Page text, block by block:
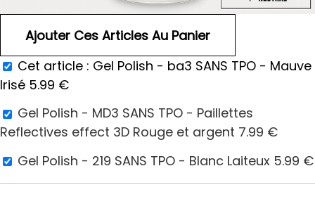
Cet article : Gel Polish - ba3 SANS TPO - Mauve
Irisé 5.99 €
Gel Polish - MD3 SANS TPO - Paillettes
Reflectives effect 3D Rouge et argent 7.99 €
Gel Polish - 219 SANS TPO - Blanc Laiteux 5.99 €